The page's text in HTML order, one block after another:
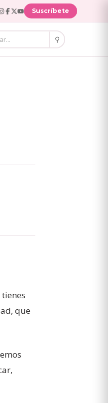
Suscríbete
⚲
que